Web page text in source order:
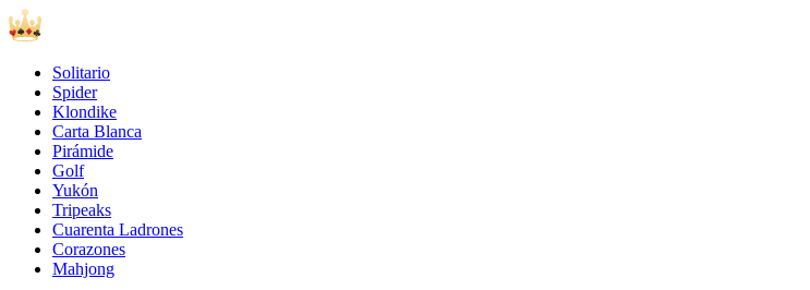
Solitario
Spider
Klondike
Carta Blanca
Pirámide
Golf
Yukón
Tripeaks
Cuarenta Ladrones
Corazones
Mahjong